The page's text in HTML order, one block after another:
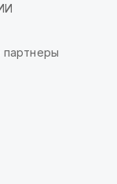
партнеры